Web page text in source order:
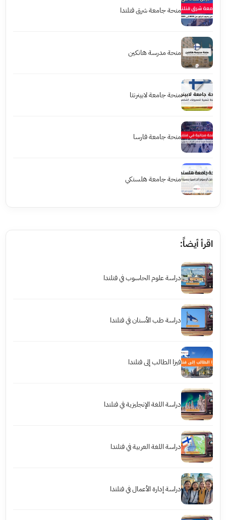
منحة جامعة شرق فنلندا
منحة مدرسة هانكين
منحة جامعة لابينرنتا
منحة جامعة فارسا
منحة جامعة هلسنكي
اقرأ أيضاً:
دراسة علوم الحاسوب في فنلندا
دراسة طب الأسنان في فنلندا
فيزا الطالب إلى فنلندا
دراسة اللغة الإنجليزية في فنلندا
دراسة اللغة العربية في فنلندا
دراسة إدارة الأعمال في فنلندا